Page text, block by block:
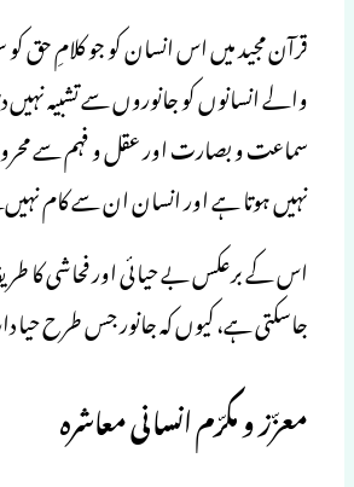
قرآن مجید میں اس انسان کو جو کلامِ حق
والے انسانوں کو جانوروں سے تشبیہ نہیں
سماعت و بصارت اور عقل و فہم سے
نہیں ہوتا ہے اور انسان ان سے کام
اس کے برعکس بے حیائی اور فحاشی کا
جاسکتی ہے، کیوں کہ جانور جس طرح
معزّز و مکرّم انسانی معاشرہ